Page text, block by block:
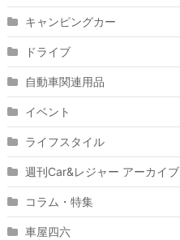
キャンピングカー
ドライブ
自動車関連用品
イベント
ライフスタイル
週刊Car&レジャー アーカイブ
コラム・特集
車屋四六